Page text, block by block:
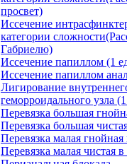
просвет)
Иссечение
категории
Габриелю)
Иссечение папиллом (1
Иссечение папиллом
Лигирование
геморроидального узла
Перевязка большая
Перевязка большая
Перевязка малая
Перевязка малая чистая